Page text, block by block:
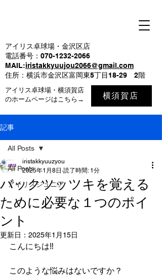
アイリス卓球場・金沢区店
電話番号：070-1232-2066
MAIL:iristakkyuujou2066@gmail.com
住所：横浜市金沢区富岡東5丁目18-29 2階
アイリス卓球場・横須賀店
のホームページはこちら→
横須賀店
記事
All Posts
アイリスジュニア
All Posts
バックツッツキを覚える
ために必要な１つのポイ
ント
iristakkyuuzyou
2025年1月8日 読了時間: 1分
更新日： 2025年1月15日
こんにちは‼︎
このような悩みはないですか？